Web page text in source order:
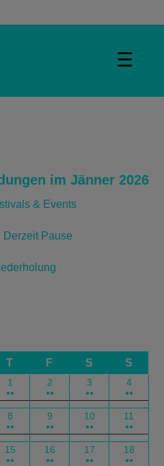
☰
im Jänner 2026
& Events
Derzeit Pause
T F S S
1
●●
2
●●
3
●●
4
●●
8
●●
9
●●
10
●●
11
●●
15
●●
16
●●
17
●●
18
●●